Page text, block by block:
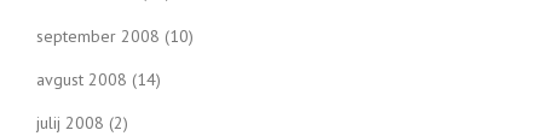
september 2008 (10)
avgust 2008 (14)
julij 2008 (2)